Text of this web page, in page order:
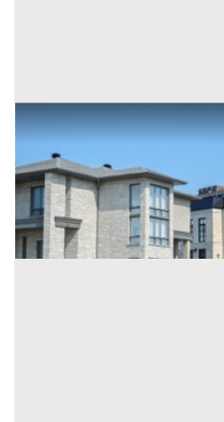
Abitazione di Tipo Civile
Tortolì (Nuoro)
63.562,50 €
Codice asta:3aecc025
Asta chiusa